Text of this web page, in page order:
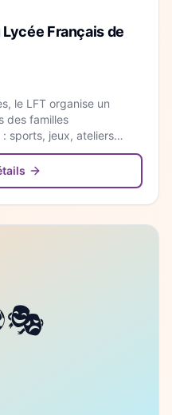
Français de
le LFT organise un
des familles
sports, jeux, ateliers
un cadre sécurisé.